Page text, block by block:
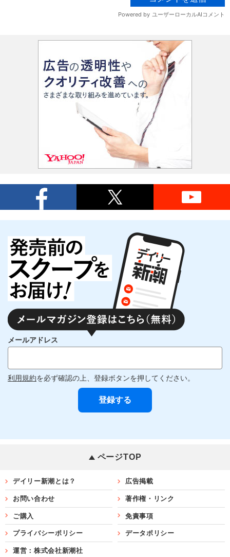
メールアドレス
利用規約を必ず確認の上、登録ボタンを押してください。
ページTOP
デイリー新潮とは？ 広告掲載
お問い合わせ 著作権・リンク
ご購入 免責事項
プライバシーポリシー データポリシー
運営：株式会社新潮社